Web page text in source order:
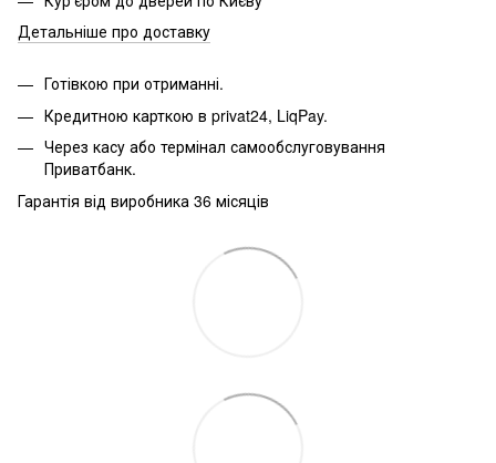
Детальніше про доставку
Готівкою при отриманні.
Кредитною карткою в privat24, LiqPay.
Через касу або термінал самообслуговування
Приватбанк.
Гарантія від виробника 36 місяців